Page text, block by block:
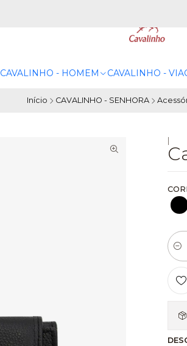
CAVALINHO - HOMEM CAVALINHO -
Início CAVALINHO - SENHORA